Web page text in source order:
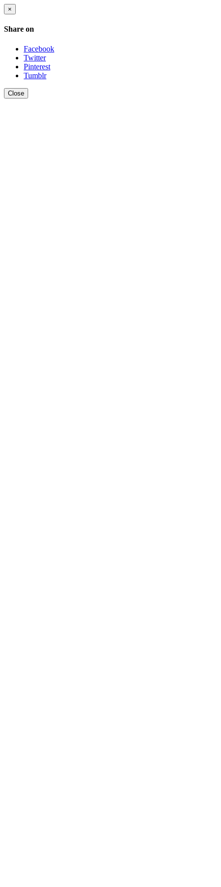
×
Share on
Facebook
Twitter
Pinterest
Tumblr
Close